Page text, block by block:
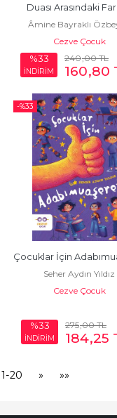
Duası Arasındaki
Âmine Bayraklı
Cezve Çocuk
%33
İNDİRİM
240,00TL
160,80
-%33
Çocuklar İçin
Seher Aydın Yıldız
Cezve Çocuk
%33
İNDİRİM
275,00TL
184,25
20 » »»